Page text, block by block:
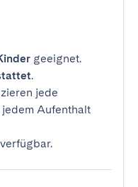
geeignet.
.
jede
Aufenthalt